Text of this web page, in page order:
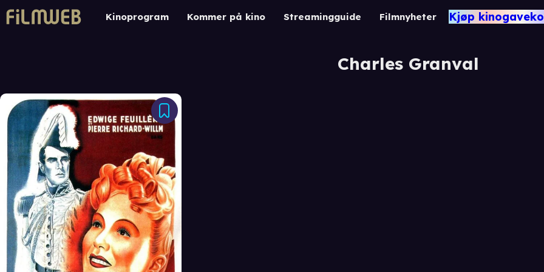
Kinoprogram Kommer på kino Streamingguide Filmnyheter Kjøp
Charles Granval